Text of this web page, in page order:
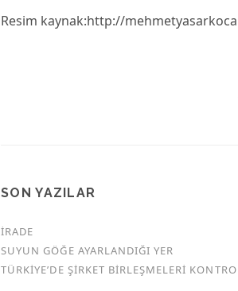
Resim kaynak:http://
SON YAZILAR
İRADE
SUYUN GÖĞE AYARLANDIĞI YER
TÜRKİYE’DE ŞİRKET BİRLEŞMELERİ